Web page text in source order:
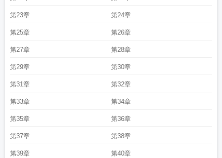
第23章 第24章
第25章 第26章
第27章 第28章
第29章 第30章
第31章 第32章
第33章 第34章
第35章 第36章
第37章 第38章
第39章 第40章